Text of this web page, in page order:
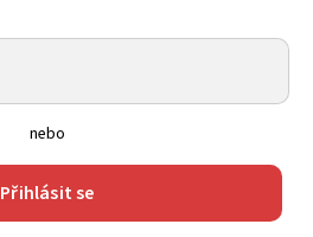
nebo
Přihlásit se